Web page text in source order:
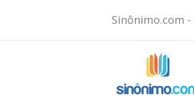
Sinônimo.com -